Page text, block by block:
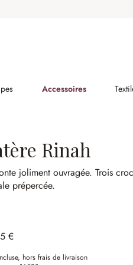
Accessoires
Rinah
joliment ouvragée.Trois
prépercée.
€
hors frais de livraison